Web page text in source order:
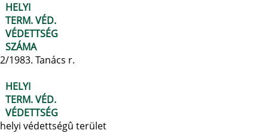
HELYI
TERM. VÉD.
VÉDETTSÉG
SZÁMA
2/1983. Tanács r.
HELYI
TERM. VÉD.
VÉDETTSÉG
helyi védettségû terület